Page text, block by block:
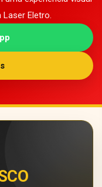
Eletro.